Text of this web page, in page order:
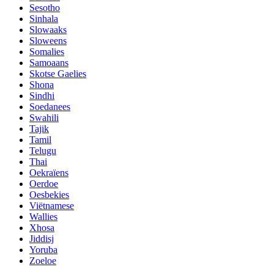
Sesotho
Sinhala
Slowaaks
Sloweens
Somalies
Samoaans
Skotse Gaelies
Shona
Sindhi
Soedanees
Swahili
Tajik
Tamil
Telugu
Thai
Oekraïens
Oerdoe
Oesbekies
Viëtnamese
Wallies
Xhosa
Jiddisj
Yoruba
Zoeloe